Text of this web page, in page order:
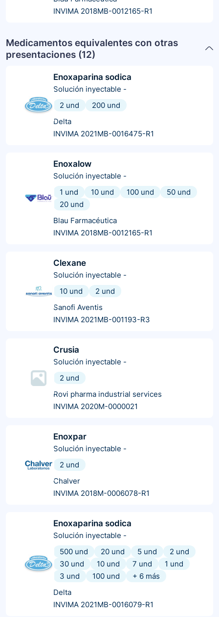
INVIMA 2018MB-0012165-R1
Medicamentos equivalentes con otras
presentaciones (12)
Enoxaparina sodica
Solución inyectable -
2 und
200 und
Delta
INVIMA 2021MB-0016475-R1
Enoxalow
Solución inyectable -
1 und
10 und 100 und
50 und
20 und
Blau Farmacéutica
INVIMA 2018MB-0012165-R1
Clexane
Solución inyectable -
10 und
2 und
Sanofi Aventis
INVIMA 2021MB-001193-R3
Crusia
Solución inyectable -
2 und
Rovi pharma industrial services
INVIMA 2020M-0000021
Enoxpar
Solución inyectable -
2 und
Chalver
INVIMA 2018M-0006078-R1
Enoxaparina sodica
Solución inyectable -
500 und
20 und 5 und
2 und
30 und
10 und 7 und
1 und
3 und
100 und + 6 más
Delta
INVIMA 2021MB-0016079-R1